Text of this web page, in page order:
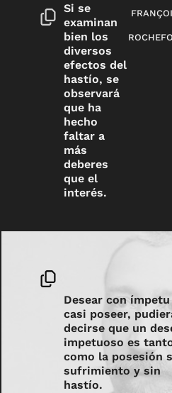
Si se
examinan
bien los
diversos
efectos del
hastío, se
observará
que ha
hecho
faltar a
más
deberes
que el
interés.
Desear con ímpetu
casi poseer,
decirse que un
impetuoso es
como la posesión
sufrimiento y sin
hastío.